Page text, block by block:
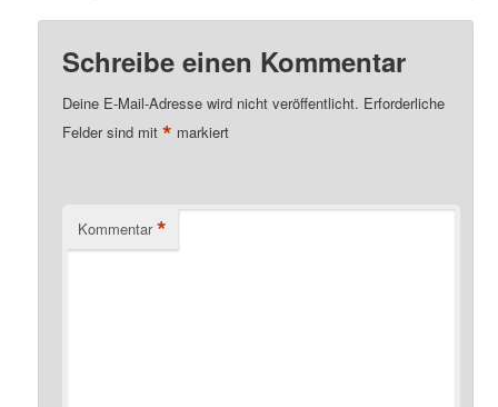
Schreibe einen Kommentar
Deine E-Mail-Adresse wird nicht veröffentlicht. Erforderliche
Felder sind mit* markiert
Kommentar *